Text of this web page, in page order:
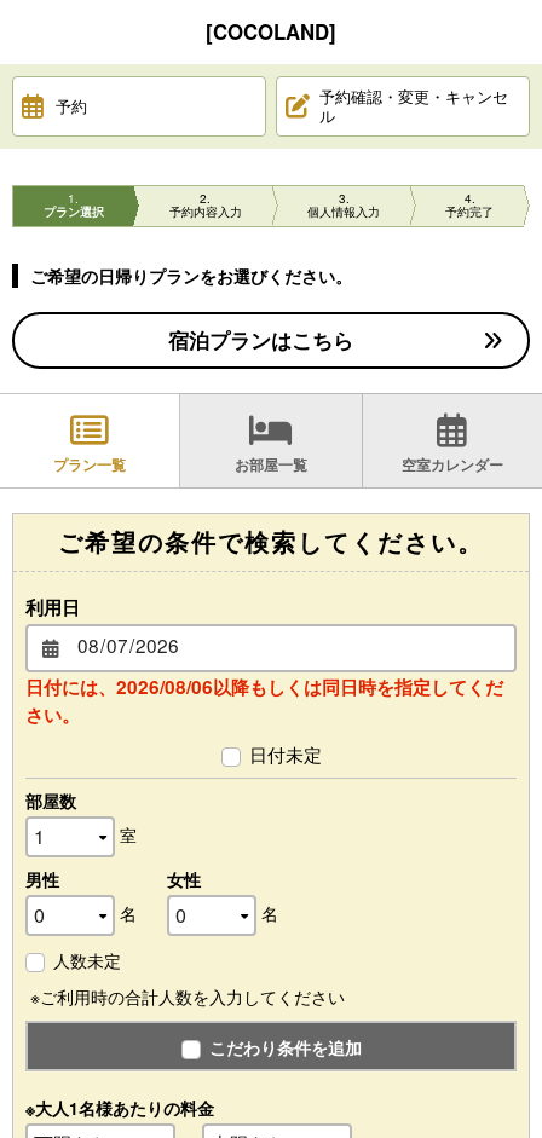
[COCOLAND]
予約
予約確認・変更・キャンセ
ル
1
プラン選択
2
予約内容入力
3
個人情報入力
4
予約完了
ご希望の日帰りプランをお選びください。
宿泊プランはこちら
プラン一覧 お部屋一覧 空室カレンダー
ご希望の条件で検索してください。
利用日
日付には、2026/08/06以降もしくは同日時を指定してくだ
さい。
日付未定
部屋数
室
男性
名
女性
名
人数未定
※ご利用時の合計人数を入力してください
こだわり条件を追加
※大人1名様あたりの料金